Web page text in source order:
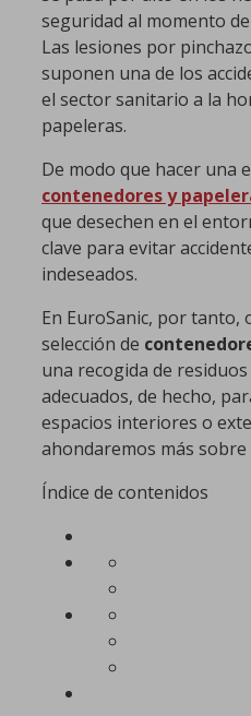
seguridad al momento
Las lesiones por
suponen una de los
el sector sanitario a la
papeleras.
De modo que hacer una
contenedores y
que desechen en el
clave para evitar
indeseados.
En EuroSanic, por tanto,
selección de
una recogida de
adecuados, de hecho,
espacios interiores o
ahondaremos más sobre
Índice de contenidos